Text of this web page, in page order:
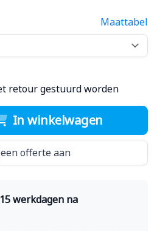
Maattabel
retour gestuurd worden
In winkelwagen
offerte aan
werkdagen na